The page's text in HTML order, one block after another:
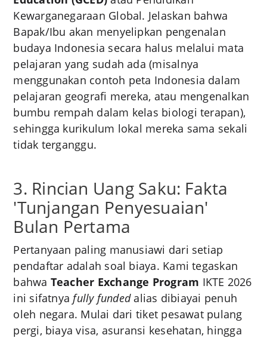
Kewarganegaraan Global. Jelaskan bahwa
Bapak/Ibu akan menyelipkan pengenalan
budaya Indonesia secara halus melalui mata
pelajaran yang sudah ada (misalnya
menggunakan contoh peta Indonesia dalam
pelajaran geografi mereka, atau mengenalkan
bumbu rempah dalam kelas biologi terapan),
sehingga kurikulum lokal mereka sama sekali
tidak terganggu.
3. Rincian Uang Saku: Fakta
'Tunjangan Penyesuaian'
Bulan Pertama
Pertanyaan paling manusiawi dari setiap
pendaftar adalah soal biaya. Kami tegaskan
bahwa Teacher Exchange Program IKTE 2026
ini sifatnya fully fundedalias dibiayai penuh
oleh negara. Mulai dari tiket pesawat pulang
pergi, biaya visa, asuransi kesehatan, hingga